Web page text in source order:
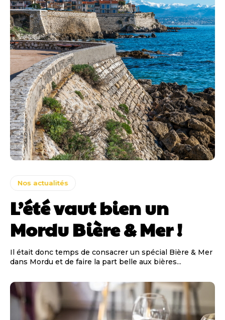
Nos actualités
L’été vaut bien un
Mordu Bière & Mer !
Il était donc temps de consacrer un spécial Bière & Mer
dans Mordu et de faire la part belle aux bières...